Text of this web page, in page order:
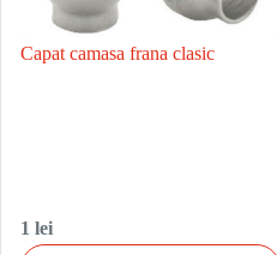
Capat camasa frana clasic
1 lei